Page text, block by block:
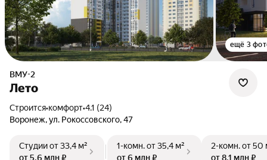
ещё 3
ВМУ-2
Лето
Строится•комфорт•4.1 (24)
Воронеж, ул. Рокоссовского, 47
Студииот 33,4 м²
от 5,6 млн ₽
1-комн.от 35,4 м²
от 6 млн ₽
2-комн.от 50
от 8,1 млн ₽